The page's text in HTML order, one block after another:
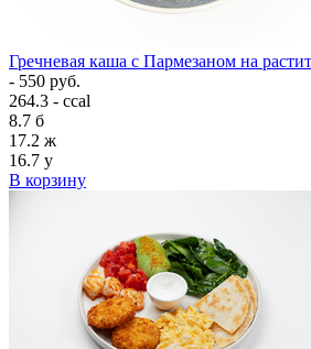
Гречневая каша с Пармезаном на
- 550 руб.
264.3 - ccal
8.7 б
17.2 ж
16.7 у
В корзину